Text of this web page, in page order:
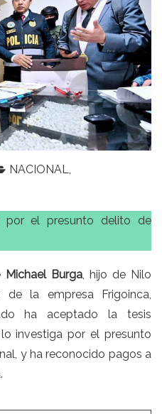
NACIONAL
por el presunto delito de
Michael Burga , hijo de Nilo
la empresa Frigoinca,
ha aceptado la tesis
investiga por el presunto
y ha reconocido pagos a